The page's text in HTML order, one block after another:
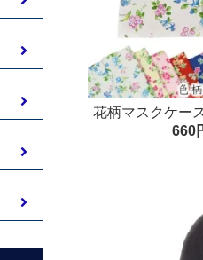
花柄マスクケー
平型対
660